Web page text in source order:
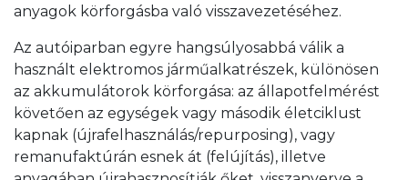
anyagok körforgásba való visszavezetéséhez.
Az autóiparban egyre hangsúlyosabbá válik a
használt elektromos járműalkatrészek, különösen
az akkumulátorok körforgása: az állapotfelmérést
követően az egységek vagy második életciklust
kapnak (újrafelhasználás/repurposing), vagy
remanufaktúrán esnek át (felújítás), illetve